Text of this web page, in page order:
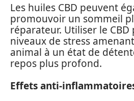
Les huiles CBD peuvent
promouvoir un sommeil
réparateur. Utiliser le
niveaux de stress
animal à un état de
repos plus profond.
Effets anti-